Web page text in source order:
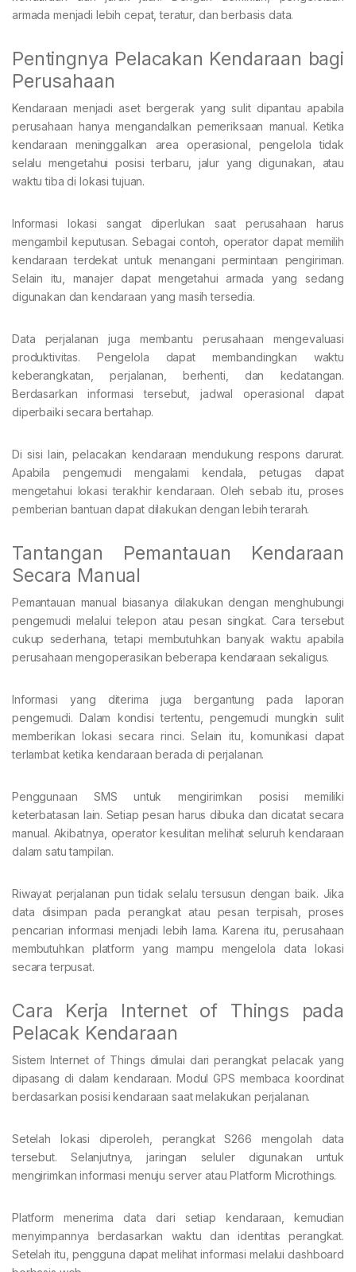
armada menjadi lebih cepat, teratur, dan berbasis data.
Pentingnya Pelacakan Kendaraan bagi
Perusahaan
Kendaraan menjadi aset bergerak yang sulit dipantau apabila
perusahaan hanya mengandalkan pemeriksaan manual. Ketika
kendaraan meninggalkan area operasional, pengelola tidak
selalu mengetahui posisi terbaru, jalur yang digunakan, atau
waktu tiba di lokasi tujuan.
Informasi lokasi sangat diperlukan saat perusahaan harus
mengambil keputusan. Sebagai contoh, operator dapat memilih
kendaraan terdekat untuk menangani permintaan pengiriman.
Selain itu, manajer dapat mengetahui armada yang sedang
digunakan dan kendaraan yang masih tersedia.
Data perjalanan juga membantu perusahaan mengevaluasi
produktivitas. Pengelola dapat membandingkan waktu
keberangkatan, perjalanan, berhenti, dan kedatangan.
Berdasarkan informasi tersebut, jadwal operasional dapat
diperbaiki secara bertahap.
Di sisi lain, pelacakan kendaraan mendukung respons darurat.
Apabila pengemudi mengalami kendala, petugas dapat
mengetahui lokasi terakhir kendaraan. Oleh sebab itu, proses
pemberian bantuan dapat dilakukan dengan lebih terarah.
Tantangan Pemantauan Kendaraan
Secara Manual
Pemantauan manual biasanya dilakukan dengan menghubungi
pengemudi melalui telepon atau pesan singkat. Cara tersebut
cukup sederhana, tetapi membutuhkan banyak waktu apabila
perusahaan mengoperasikan beberapa kendaraan sekaligus.
Informasi yang diterima juga bergantung pada laporan
pengemudi. Dalam kondisi tertentu, pengemudi mungkin sulit
memberikan lokasi secara rinci. Selain itu, komunikasi dapat
terlambat ketika kendaraan berada di perjalanan.
Penggunaan SMS untuk mengirimkan posisi memiliki
keterbatasan lain. Setiap pesan harus dibuka dan dicatat secara
manual. Akibatnya, operator kesulitan melihat seluruh kendaraan
dalam satu tampilan.
Riwayat perjalanan pun tidak selalu tersusun dengan baik. Jika
data disimpan pada perangkat atau pesan terpisah, proses
pencarian informasi menjadi lebih lama. Karena itu, perusahaan
membutuhkan platform yang mampu mengelola data lokasi
secara terpusat.
Cara Kerja Internet of Things pada
Pelacak Kendaraan
Sistem Internet of Things dimulai dari perangkat pelacak yang
dipasang di dalam kendaraan. Modul GPS membaca koordinat
berdasarkan posisi kendaraan saat melakukan perjalanan.
Setelah lokasi diperoleh, perangkat S266 mengolah data
tersebut. Selanjutnya, jaringan seluler digunakan untuk
mengirimkan informasi menuju server atau Platform Microthings.
Platform menerima data dari setiap kendaraan, kemudian
menyimpannya berdasarkan waktu dan identitas perangkat.
Setelah itu, pengguna dapat melihat informasi melalui dashboard